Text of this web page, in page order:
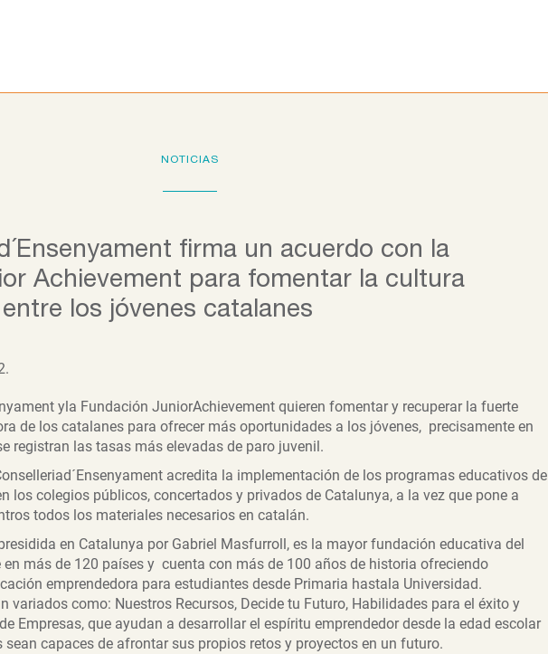
NOTICIAS
firma un acuerdo con la
Achievement para fomentar la cultura
los jóvenes catalanes
yla Fundación JuniorAchievement quieren fomentar y recuperar la fuerte
de los catalanes para ofrecer más oportunidades a los jóvenes, precisamente en
registran las tasas más elevadas de paro juvenil.
acredita la implementación de los programas educativos de
los colegios públicos, concertados y privados de Catalunya, a la vez que pone a
todos los materiales necesarios en catalán.
en Catalunya por Gabriel Masfurroll, es la mayor fundación educativa del
en más de 120 países y cuenta con más de 100 años de historia ofreciendo
emprendedora para estudiantes desde Primaria hastala Universidad.
variados como: Nuestros Recursos, Decide tu Futuro, Habilidades para el éxito y
Empresas, que ayudan a desarrollar el espíritu emprendedor desde la edad escolar
sean capaces de afrontar sus propios retos y proyectos en un futuro.